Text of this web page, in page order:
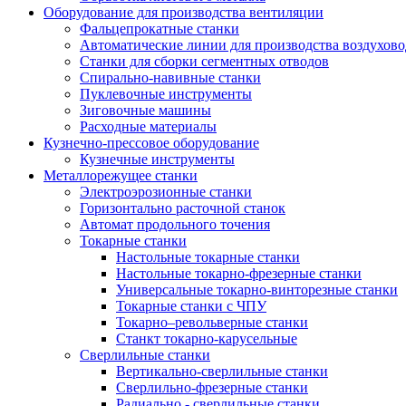
Оборудование для производства вентиляции
Фальцепрокатные станки
Автоматические линии для производства
Станки для сборки сегментных отводов
Спирально-навивные станки
Пуклевочные инструменты
Зиговочные машины
Расходные материалы
Кузнечно-прессовое оборудование
Кузнечные инструменты
Металлорежущее станки
Электроэрозионные станки
Горизонтально расточной станок
Автомат продольного точения
Токарные станки
Настольные токарные станки
Настольные токарно-фрезерные станки
Универсальные токарно-винторезные станки
Токарные станки с ЧПУ
Токарно–револьверные станки
Станкт токарно-карусельные
Сверлильные станки
Вертикально-сверлильные станки
Сверлильно-фрезерные станки